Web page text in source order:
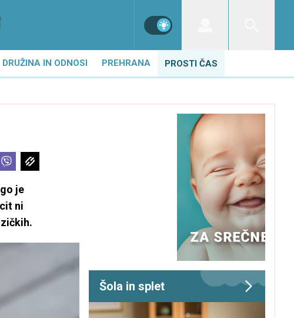
DRUŽINA IN ODNOSI PREHRANA PROSTI ČAS
je
ni
Šola in splet